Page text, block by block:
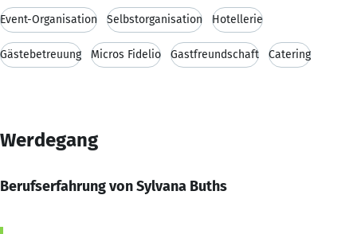
Event-Organisation Selbstorganisation Hotellerie
Gästebetreuung Micros Fidelio Gastfreundschaft Catering
Werdegang
Berufserfahrung von Sylvana Buths